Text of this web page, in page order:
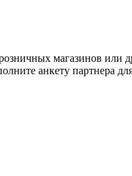
магазинов или
анкету партнера